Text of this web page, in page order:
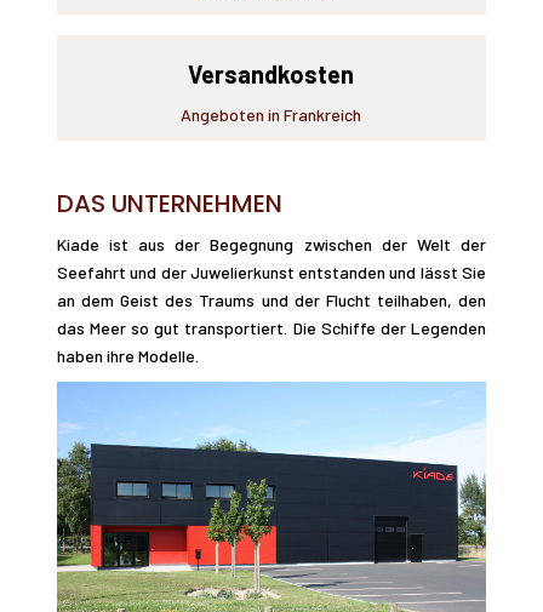
Versandkosten
Angeboten in Frankreich
DAS UNTERNEHMEN
Kiade ist aus der Begegnung zwischen der Welt der
Seefahrt und der Juwelierkunst entstanden und lässt Sie
an dem Geist des Traums und der Flucht teilhaben, den
das Meer so gut transportiert. Die Schiffe der Legenden
haben ihre Modelle.